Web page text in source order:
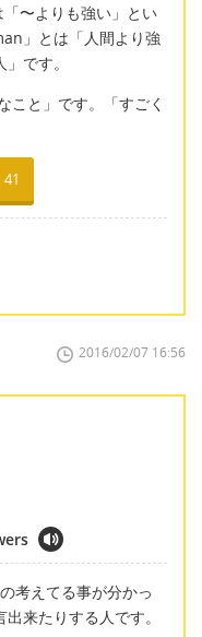
〜よりも強い」とい
」とは「人間より強
です。
こと」です。「すごく
41
2016/02/07 16:56
考えてる事が分かっ
来たりする人です。